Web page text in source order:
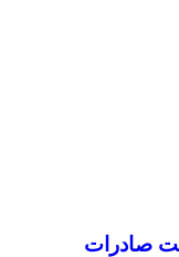
صادرات